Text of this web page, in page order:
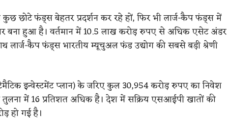
छोटे फंड्स बेहतर प्रदर्शन कर रहे हों, फिर भी लार्ज-कैप फंड्स में
बना हुआ है। वर्तमान में 10.5 लाख करोड़ रुपए से अधिक एसेट अंडर
कैप फंड्स भारतीय म्यूचुअल फंड उद्योग की सबसे बड़ी श्रेणी
इन्वेस्टमेंट प्लान) के जरिए कुल 30,954 करोड़ रुपए का निवेश
में 16 प्रतिशत अधिक है। देश में सक्रिय एसआईपी खातों की
हो गई है।